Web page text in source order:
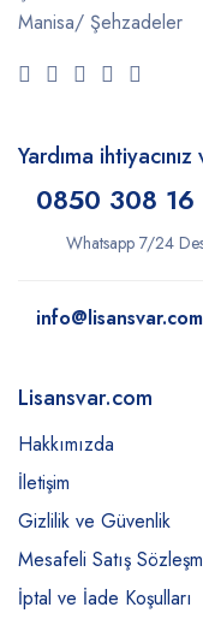
Manisa/ Şehzadeler
Yardıma ihtiyacınız
0850 308 16
Whatsapp 7/24
info@lisansvar.com
Lisansvar.com
Hakkımızda
İletişim
Gizlilik ve Güvenlik
Mesafeli Satış
İptal ve İade Koşulları